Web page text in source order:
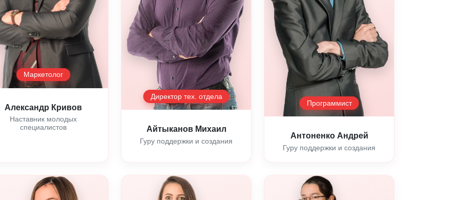
Маркетолог
Александр Кривов
Наставник молодых
специалистов
Директор тех. отдела
Айтыканов Михаил
Гуру поддержки и создания
Программист
Антоненко Андрей
Гуру поддержки и создания